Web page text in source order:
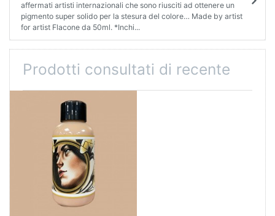
affermati artisti internazionali che sono riusciti ad ottenere un
pigmento super solido per la stesura del colore… Made by artist
for artist Flacone da 50ml. *Inchi...
Prodotti consultati di recente